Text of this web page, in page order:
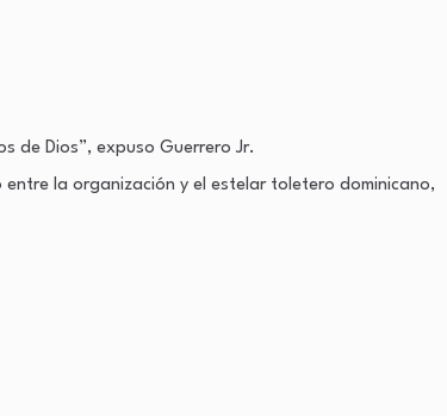
de Dios”, expuso Guerrero Jr.
la organización y el estelar toletero dominicano,